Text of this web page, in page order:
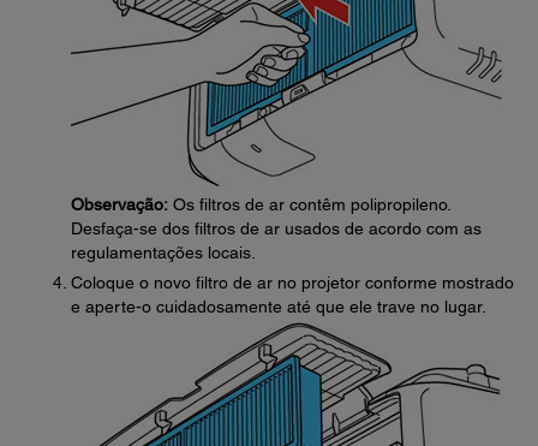
Observação: Os filtros de ar contêm polipropileno.
Desfaça-se dos filtros de ar usados de acordo com as
regulamentações locais.
Coloque o novo filtro de ar no projetor conforme mostrado
e aperte-o cuidadosamente até que ele trave no lugar.